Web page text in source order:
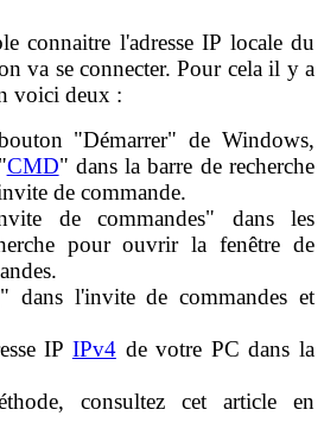
connaitre l'adresse IP locale du
va se connecter. Pour cela il y a
voici deux :
"Démarrer" de Windows,
CMD" dans la barre de recherche
de commande.
de commandes" dans les
pour ouvrir la fenêtre de
dans l'invite de commandes et
IP IPv4de votre PC dans la
consultez cet article en